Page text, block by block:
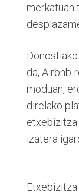
merkatuan
da, Airbnb-
moduan,
direlako
etxebizitza
izatera